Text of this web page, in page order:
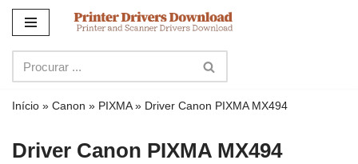
para
o
conteúdo
Início » Canon » PIXMA» Driver Canon PIXMA MX494
Driver Canon PIXMA MX494